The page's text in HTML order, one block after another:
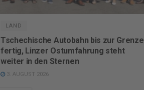
LAND
Tschechische Autobahn bis zur Grenze
fertig, Linzer Ostumfahrung steht
weiter in den Sternen
3. AUGUST 2026